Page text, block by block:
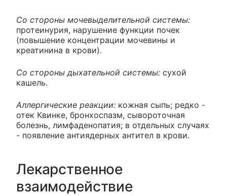
Со стороны мочевыделительной системы:
протеинурия, нарушение функции почек
(повышение концентрации мочевины и
креатинина в крови).
Со стороны дыхательной системы: сухой
кашель.
Аллергические реакции: кожная сыпь; редко -
отек Квинке, бронхоспазм, сывороточная
болезнь, лимфаденопатия; в отдельных случаях
- появление антиядерных антител в крови.
Лекарственное
взаимодействие